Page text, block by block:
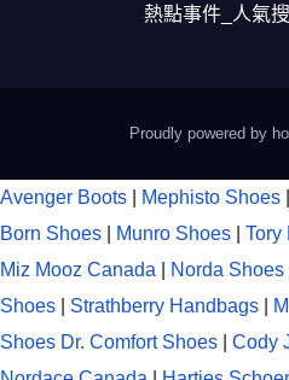
熱點事件_人氣
Proudly powered by
Avenger Boots Mephisto Shoes
Born Shoes
Munro Shoes Tory
Miz Mooz Canada
Norda Shoes
Shoes
Strathberry Handbags
Shoes Dr. Comfort Shoes Cody